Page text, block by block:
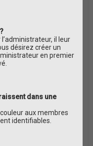
il leur
désirez créer un
en premier
dans une
aux membres
identifiables.